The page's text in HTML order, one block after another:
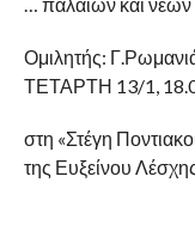
Ομιλητής:
ΤΕΤΑΡΤΗ 13/1,
στη «Στέγη
της Ευξείνου